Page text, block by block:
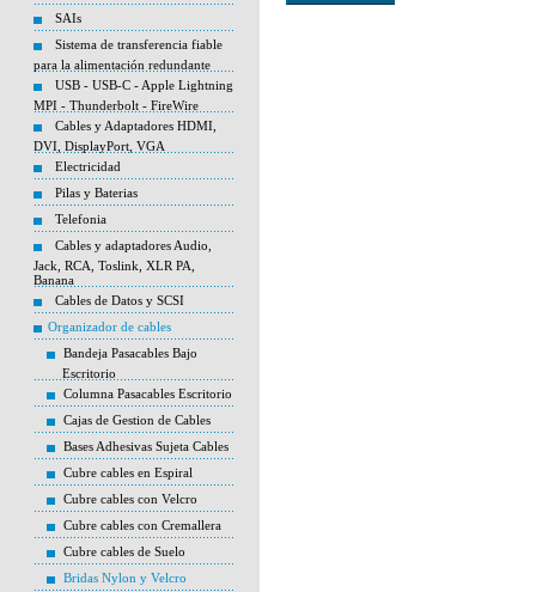
SAIs
Sistema de transferencia fiable
para la alimentación redundante
USB - USB-C - Apple Lightning
MPI - Thunderbolt - FireWire
Cables y Adaptadores HDMI,
DVI, DisplayPort, VGA
Electricidad
Pilas y Baterias
Telefonia
Cables y adaptadores Audio,
Jack, RCA, Toslink, XLR PA,
Banana
Cables de Datos y SCSI
Organizador de cables
Bandeja Pasacables Bajo
Escritorio
Columna Pasacables Escritorio
Cajas de Gestion de Cables
Bases Adhesivas Sujeta Cables
Cubre cables en Espiral
Cubre cables con Velcro
Cubre cables con Cremallera
Cubre cables de Suelo
Bridas Nylon y Velcro